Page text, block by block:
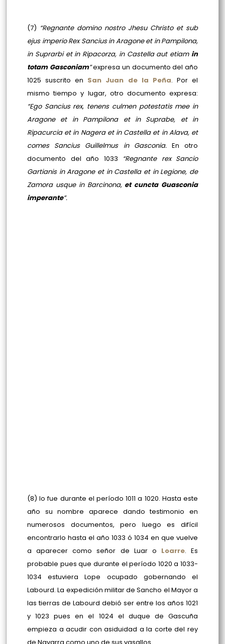
(7) “Regnante domino nostro Jhesu Christo et sub
ejus imperio Rex Sancius in Aragone et in Pampilona,
in Suprarbi et in Ripacorza, in Castella aut etiam in
totam Gasconiam”expresa un documento del año
1025 suscrito en San Juan de la Peña. Por el
mismo tiempo y lugar, otro documento expresa:
“Ego Sancius rex, tenens culmen potestatis mee in
Aragone et in Pampilona et in Suprabe, et in
Ripacurcia et in Nagera et in Castella et in Alava, et
comes Sancius Guillelmus in Gasconia. En otro
documento del año 1033 “Regnante rex Sancio
Gartianis in Aragone et in Castella et in Legione, de
Zamora usque in Barcinona, et cuncta Guasconia
imperante”.
(8) lo fue durante el período 1011 a 1020. Hasta este
año su nombre aparece dando testimonio en
numerosos documentos, pero luego es difícil
encontrarlo hasta el año 1033 ó 1034 en que vuelve
a aparecer como señor de Luar o Loarre. Es
probable pues que durante el período 1020 a 1033-
1034 estuviera Lope ocupado gobernando el
Labourd. La expedición militar de Sancho el Mayor a
las tierras de Labourd debió ser entre los años 1021
y 1023 pues en el 1024 el duque de Gascuña
empieza a acudir con asiduidad a la corte del rey